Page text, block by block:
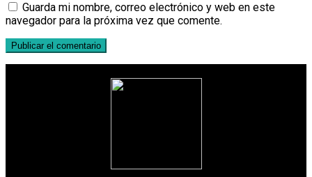
Guarda mi nombre, correo electrónico y web en este
navegador para la próxima vez que comente.